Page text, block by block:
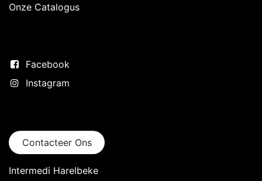
Onze Catalogus
Facebook
Instagram
Contacteer Ons
Intermedi Harelbeke